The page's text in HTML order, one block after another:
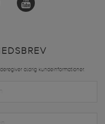
aldrig kundeinformationer.